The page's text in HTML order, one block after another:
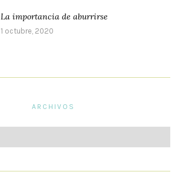
La importancia de aburrirse
1 octubre, 2020
ARCHIVOS